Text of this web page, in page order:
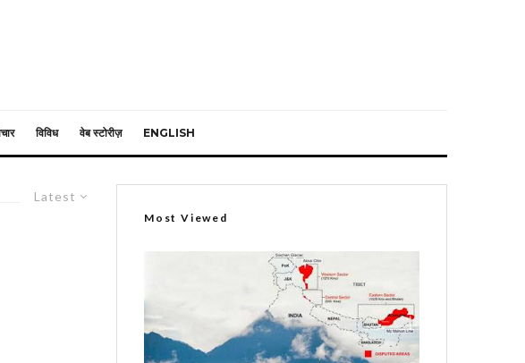
विविध वेब स्टोरीज़ ENGLISH
Latest
Most Viewed